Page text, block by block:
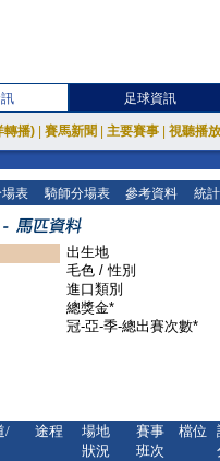
足球資訊
轉播) 賽馬新聞 主要賽事 視聽播
表 騎師分場表 參考資料 統
出生地
毛色 / 性別
進口類別
總獎金*
冠-亞-季-總出賽次數*
/
途程
場地
狀況
賽事
班次
檔位